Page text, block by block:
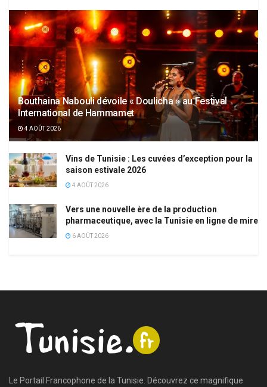
Bouthaina Nabouli dévoile « Doulicha » au Festival
International de Hammamet
4 AOÛT 2026
Vins de Tunisie : Les cuvées d’exception pour la
saison estivale 2026
4 AOÛT 2026
Vers une nouvelle ère de la production
pharmaceutique, avec la Tunisie en ligne de mire
6 AOÛT 2026
Le Portail Francophone de la Tunisie. Découvrez ce magnifique